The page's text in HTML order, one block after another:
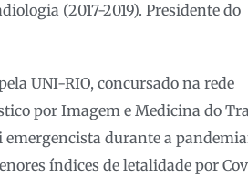
(2017-2019). Presidente do
UNI-RIO, concursado na rede
por Imagem e Medicina do
emergencista durante a
índices de letalidade por